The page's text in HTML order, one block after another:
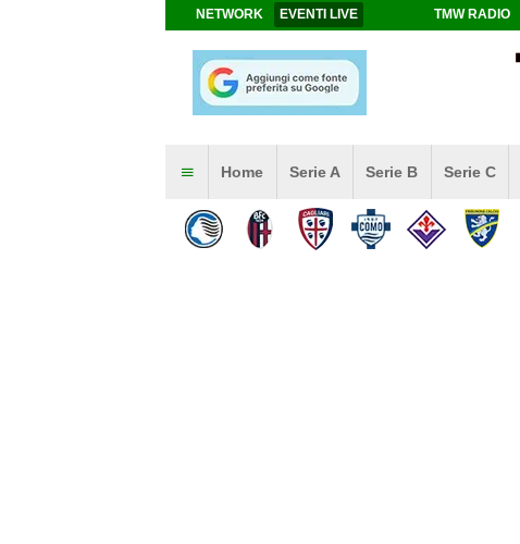
NETWORK EVENTI LIVE TMW RADIO
Home Serie A Serie B Serie C